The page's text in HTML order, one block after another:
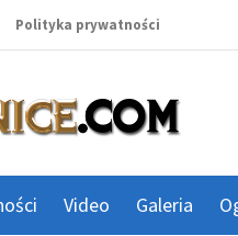
Polityka prywatności
Video Galeria